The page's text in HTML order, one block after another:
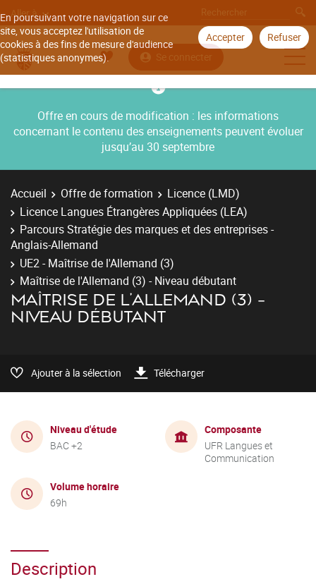
En poursuivant votre navigation sur ce
site, vous acceptez l'utilisation de
cookies à des fins de mesure d'audience
(statistiques anonymes).
Accepter Refuser
Aller à
Se connecter
Offre en cours de modification : les informations
concernant le contenu des enseignements peuvent évoluer
jusqu’au 30 septembre
Accueil Offre de formation
Licence (LMD)
Licence Langues Étrangères Appliquées (LEA)
Parcours Stratégie des marques et des entreprises -
Anglais-Allemand
UE2 - Maîtrise de l'Allemand (3)
Maîtrise de l'Allemand (3) - Niveau débutant
MAÎTRISE DE L'ALLEMAND (3) -
NIVEAU DÉBUTANT
Ajouter à la sélection Télécharger
Niveau d'étude
BAC +2
Composante
UFR Langues et
Communication
Volume horaire
69h
Description